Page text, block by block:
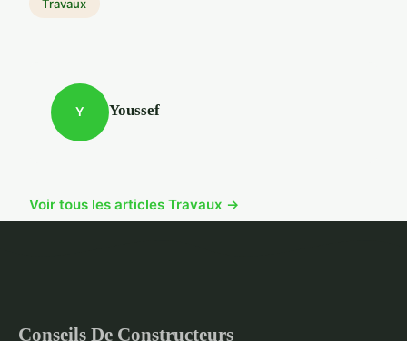
Travaux
Y Youssef
Voir tous les articles Travaux →
Conseils De Constructeurs